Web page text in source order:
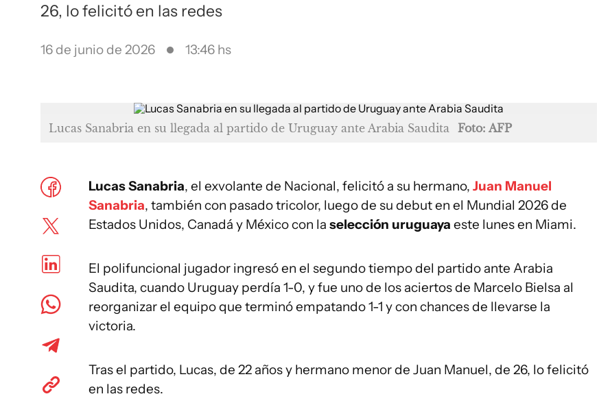
26, lo felicitó en las redes
16 de junio de 2026 13:46 hs
Lucas Sanabria en su llegada al partido de Uruguay ante Arabia Saudita Foto: AFP
Lucas Sanabria, el exvolante de Nacional, felicitó a su hermano, Juan Manuel
Sanabria, también con pasado tricolor, luego de su debut en el Mundial 2026 de
Estados Unidos, Canadá y México con la selección uruguaya este lunes en Miami.
El polifuncional jugador ingresó en el segundo tiempo del partido ante Arabia
Saudita, cuando Uruguay perdía 1-0, y fue uno de los aciertos de Marcelo Bielsa al
reorganizar el equipo que terminó empatando 1-1 y con chances de llevarse la
victoria.
Tras el partido, Lucas, de 22 años y hermano menor de Juan Manuel, de 26, lo felicitó
en las redes.